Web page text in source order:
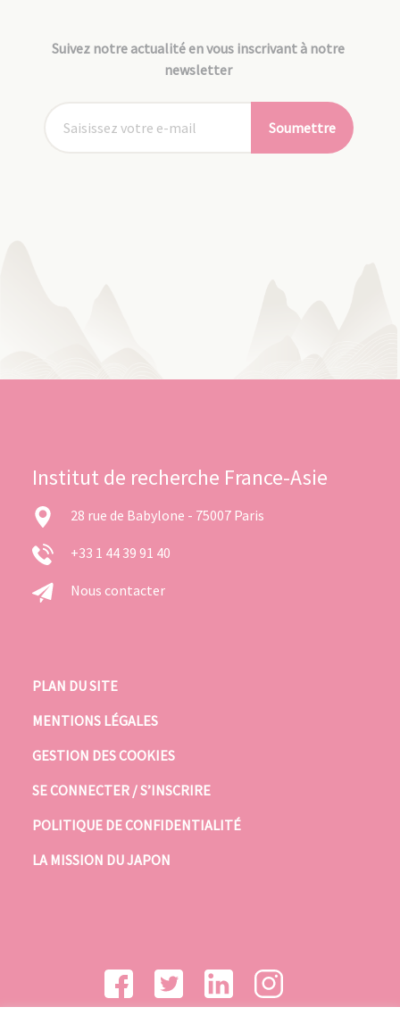
Suivez notre actualité en vous inscrivant à notre
newsletter
Soumettre
Institut de recherche France-Asie
28 rue de Babylone - 75007 Paris
+33 1 44 39 91 40
Nous contacter
PLAN DU SITE
MENTIONS LÉGALES
GESTION DES COOKIES
SE CONNECTER / S’INSCRIRE
POLITIQUE DE CONFIDENTIALITÉ
LA MISSION DU JAPON